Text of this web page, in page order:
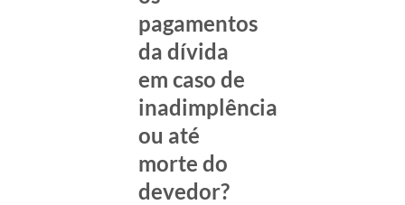
pagamentos
da dívida
em caso de
inadimplência
ou até
morte do
devedor?